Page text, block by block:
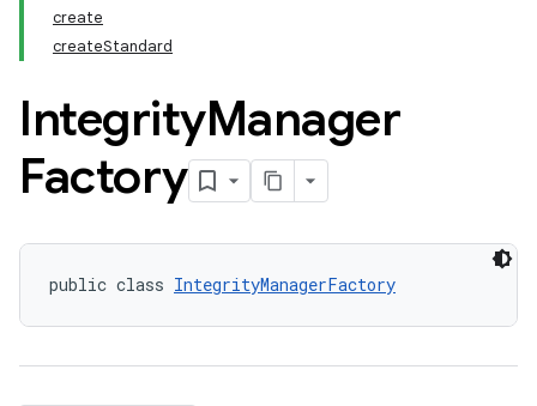
create
createStandard
IntegrityManager
Factory
public class IntegrityManagerFactory